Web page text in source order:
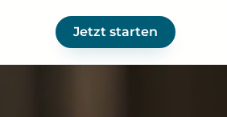
Jetzt starten